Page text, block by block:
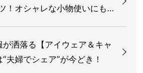
！オシャレな小物使いにも注
が洒落る【アイウェア＆キャ
“夫婦でシェア”が今どき！